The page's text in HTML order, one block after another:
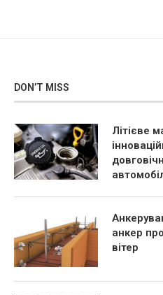
DON’T MISS
Літієве
анкер
вітер